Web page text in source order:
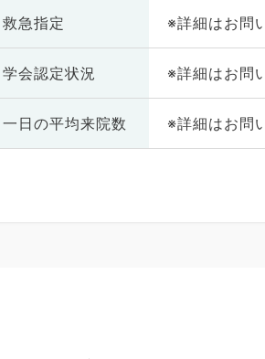
救急指定 ※詳細はお問
学会認定状況 ※詳細はお問
一日の平均来院数 ※詳細はお問